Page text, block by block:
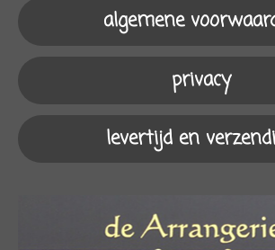
o
k
r
a
m
p
p
algemene
privacy
levertijd en